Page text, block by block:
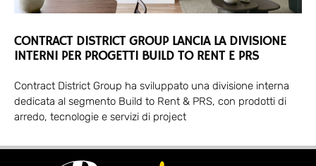
CONTRACT DISTRICT GROUP LANCIA LA DIVISIONE
INTERNI PER PROGETTI BUILD TO RENT E PRS
Contract District Group ha sviluppato una divisione interna
dedicata al segmento Build to Rent & PRS, con prodotti di
arredo, tecnologie e servizi di project